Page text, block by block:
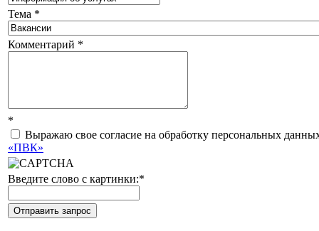
Тема *
Комментарий *
*
Выражаю свое согласие на обработку персональных
«ПВК»
Введите слово с картинки:*